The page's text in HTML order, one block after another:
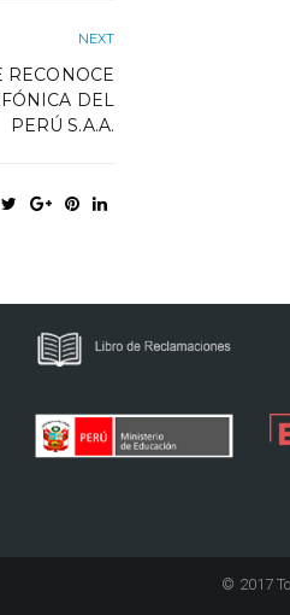
NEXT
RECONOCE
DEL
PERÚ S.A.A.
© 2017